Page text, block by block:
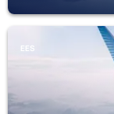
EES